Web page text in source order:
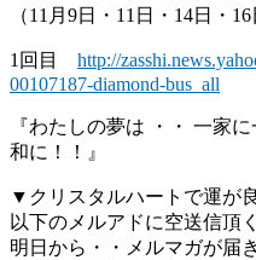
（11月9日・11日・14日・
1回目 http://
00107187-diamond-bus_all
『わたしの夢は ・・ 一家
和に！！』
▼クリスタルハートで運が
以下のメルアドに空送信頂
明日から・・メルマガが届